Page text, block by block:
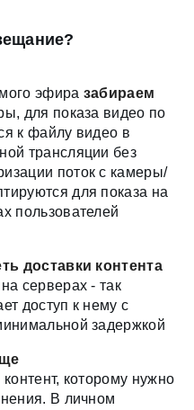
эфира забираем
для показа видео по
к файлу видео в
трансляции без
поток с камеры/
для показа на
пользователей
доставки контента
серверах - так
доступ к нему с
задержкой
которому нужно
В личном